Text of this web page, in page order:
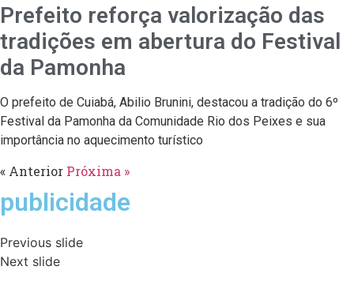
Prefeito reforça valorização das
tradições em abertura do Festival
da Pamonha
O prefeito de Cuiabá, Abilio Brunini, destacou a tradição do 6º
Festival da Pamonha da Comunidade Rio dos Peixes e sua
importância no aquecimento turístico
« Anterior Próxima »
publicidade
Previous slide
Next slide